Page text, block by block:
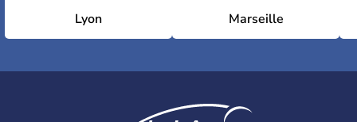
Lyon Marseille